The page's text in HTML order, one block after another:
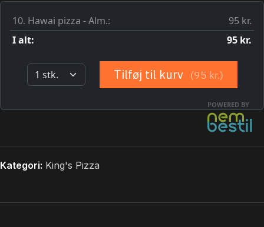
Kategori: King's Pizza